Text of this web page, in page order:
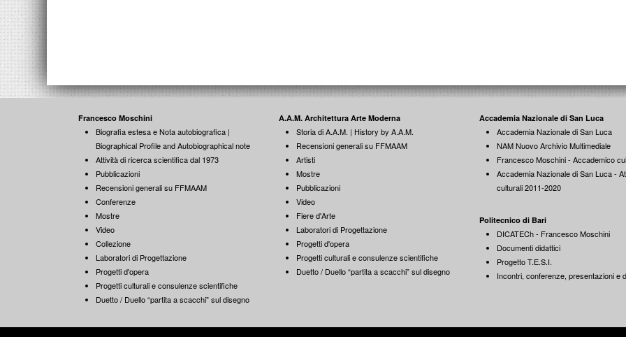
Francesco Moschini
Biografia estesa e Nota autobiografica |
Biographical Profile and Autobiographical note
Attività di ricerca scientifica dal 1973
Pubblicazioni
Recensioni generali su FFMAAM
Conferenze
Mostre
Video
Collezione
Laboratori di Progettazione
Progetti d'opera
Progetti culturali e consulenze scientifiche
Duetto / Duello “partita a scacchi” sul disegno
A.A.M. Architettura Arte Moderna
Storia di A.A.M. | History by A.A.M.
Recensioni generali su FFMAAM
Artisti
Mostre
Pubblicazioni
Video
Fiere d'Arte
Laboratori di Progettazione
Progetti d'opera
Progetti culturali e consulenze scientifiche
Duetto / Duello “partita a scacchi” sul disegno
Accademia Nazionale di San Luca
Accademia Nazionale di San Luca
NAM Nuovo Archivio Multimediale
Francesco Moschini - Accademico
Accademia Nazionale di San Luca -
culturali 2011-2020
Politecnico di Bari
DICATECh - Francesco Moschini
Documenti didattici
Progetto T.E.S.I.
Incontri, conferenze, presentazioni e